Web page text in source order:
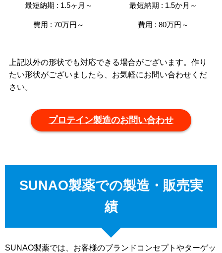
最短納期 : 1.5ヶ月～
費用 : 70万円～
最短納期 : 1.5か月～
費用 : 80万円～
上記以外の形状でも対応できる場合がございます。作り
たい形状がございましたら、お気軽にお問い合わせくだ
さい。
プロテイン製造のお問い合わせ
SUNAO製薬での製造・販売実
績
SUNAO製薬では、お客様のブランドコンセプトやターゲッ